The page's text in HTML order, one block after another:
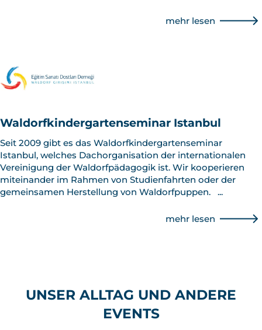
mehr lesen
Waldorfkindergartenseminar Istanbul
Seit 2009 gibt es das Waldorfkindergartenseminar
Istanbul, welches Dachorganisation der internationalen
Vereinigung der Waldorfpädagogik ist. Wir kooperieren
miteinander im Rahmen von Studienfahrten oder der
gemeinsamen Herstellung von Waldorfpuppen.
...
mehr lesen
UNSER ALLTAG UND ANDERE
EVENTS